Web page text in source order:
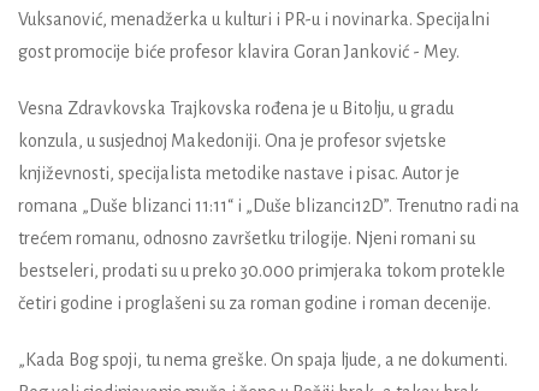
Vuksanović, menadžerka u kulturi i PR-u i novinarka. Specijalni
gost promocije biće profesor klavira Goran Janković - Mey.
Vesna Zdravkovska Trajkovska rođena je u Bitolju, u gradu
konzula, u susjednoj Makedoniji. Ona je profesor svjetske
književnosti, specijalista metodike nastave i pisac. Autor je
romana „Duše blizanci 11:11“ i „Duše blizanci12D”. Trenutno radi na
trećem romanu, odnosno završetku trilogije. Njeni romani su
bestseleri, prodati su u preko 30.000 primjeraka tokom protekle
četiri godine i proglašeni su za roman godine i roman decenije.
„Kada Bog spoji, tu nema greške. On spaja ljude, a ne dokumenti.